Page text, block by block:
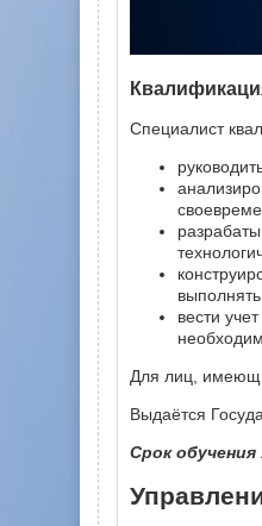
Специалист
вести
Для лиц,
Выдаётся
Срок обучения